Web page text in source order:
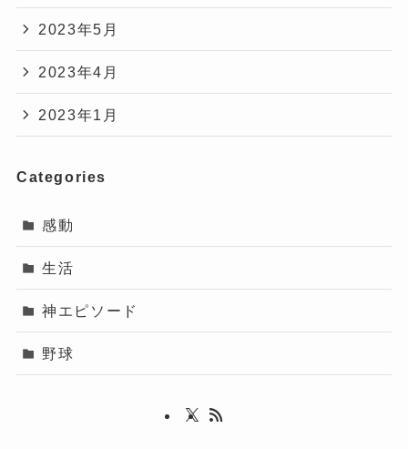
2023年5月
2023年4月
2023年1月
Categories
感動
生活
神エピソード
野球